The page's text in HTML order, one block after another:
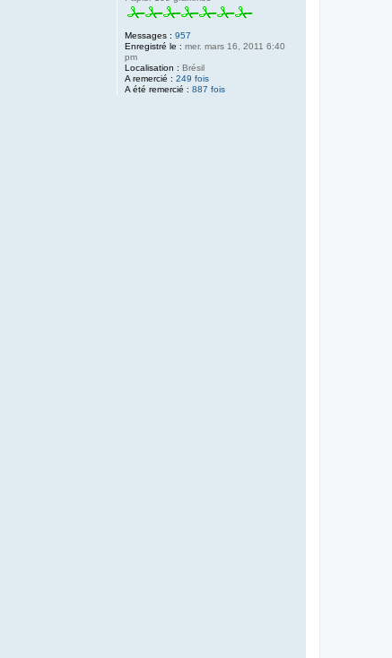
Messages : 957
Enregistré le : mer. mars 16, 2011 6:40
pm
Localisation : Brésil
A remercié : 249 fois
A été remercié : 887 fois